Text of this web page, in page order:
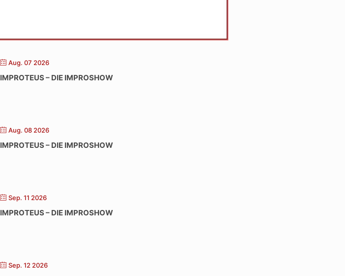
Aug. 07 2026
IMPROTEUS – DIE IMPROSHOW
Aug. 08 2026
IMPROTEUS – DIE IMPROSHOW
Sep. 11 2026
IMPROTEUS – DIE IMPROSHOW
Sep. 12 2026